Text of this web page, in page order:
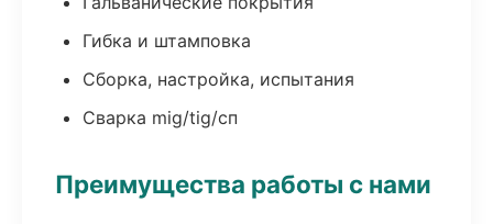
Гибка и штамповка
Сборка, настройка, испытания
Сварка mig/tig/сп
Преимущества работы с нами